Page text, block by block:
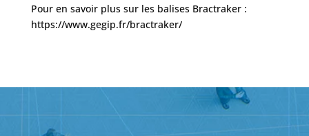
Pour en savoir plus sur les balises Bractraker :
https://www.gegip.fr/bractraker/